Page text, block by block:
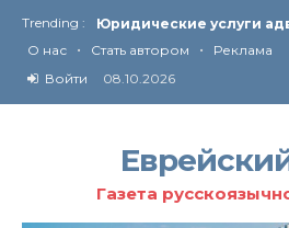
Trending :
От Ирана до Ливана и
О нас • Стать автором • Реклама
Войти
08.10.2026
Газета